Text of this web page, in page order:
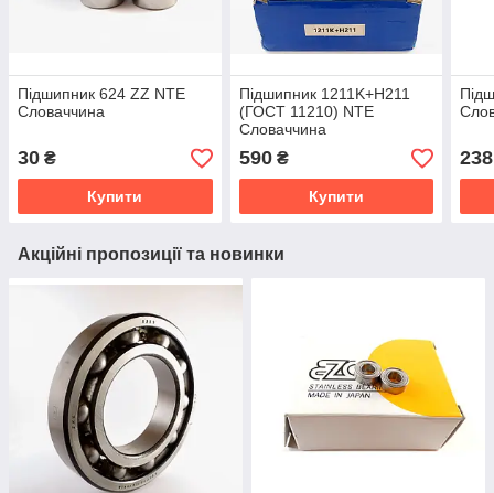
Підшипник 624 ZZ NTE
Словаччина
30 ₴
Купити
Підшипник 1211K+H211
(ГОСТ 11210) NTE
Словаччина
590₴
Купити
238
Акційні пропозиції та новинки